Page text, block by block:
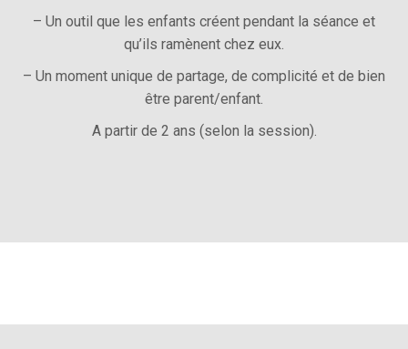
– Un outil que les enfants créent pendant la séance et
qu’ils ramènent chez eux.
– Un moment unique de partage, de complicité et de bien
être parent/enfant.
A partir de 2 ans (selon la session).